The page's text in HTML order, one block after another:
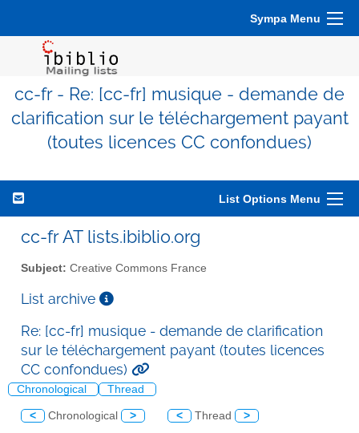
Sympa Menu
cc-fr - Re: [cc-fr] musique - demande de
clarification sur le téléchargement payant
(toutes licences CC confondues)
List Options Menu
cc-fr AT lists.ibiblio.org
Subject: Creative Commons France
List archive
Re: [cc-fr] musique - demande de clarification
sur le téléchargement payant (toutes licences
CC confondues)
Chronological Thread
< Chronological > < Thread >